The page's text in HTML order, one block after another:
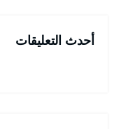
أحدث التعليقات